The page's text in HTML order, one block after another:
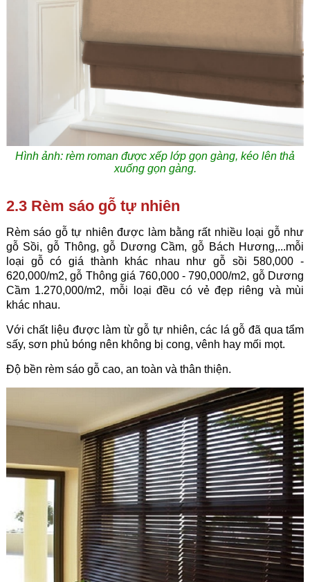
Hình ảnh: rèm roman được xếp lớp gọn gàng, kéo lên thả
xuống gọn gàng.
2.3 Rèm sáo gỗ tự nhiên
Rèm sáo gỗ tự nhiên được làm bằng rất nhiều loại gỗ như
gỗ Sồi, gỗ Thông, gỗ Dương Cầm, gỗ Bách Hương,...mỗi
loại gỗ có giá thành khác nhau như gỗ sồi 580,000 -
620,000/m2, gỗ Thông giá 760,000 - 790,000/m2, gỗ Dương
Cầm 1.270,000/m2, mỗi loại đều có vẻ đẹp riêng và mùi
khác nhau.
Với chất liệu được làm từ gỗ tự nhiên, các lá gỗ đã qua tẩm
sấy, sơn phủ bóng nên không bị cong, vênh hay mối mọt.
Độ bền rèm sáo gỗ cao, an toàn và thân thiện.